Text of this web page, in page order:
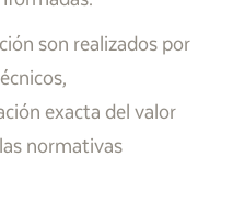
son realizados por
exacta del valor
normativas